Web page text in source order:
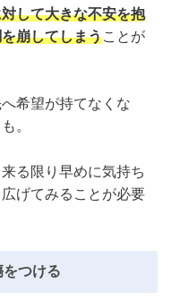
して大きな不安を抱
崩してしまうことが
希望が持てなくな
。
る限り早めに気持ち
げてみることが必要
つける